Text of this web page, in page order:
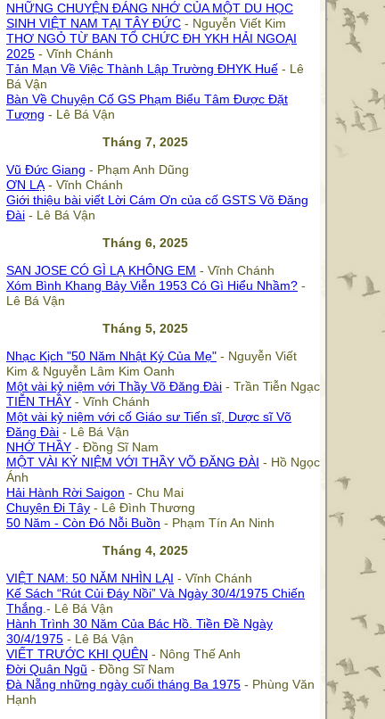
NHỮNG CHUYỆN ĐÁNG NHỚ CỦA MỘT DU HỌC
SINH VIỆT NAM TẠI TÂY ĐỨC- Nguyễn Viết Kim
THƠ NGỎ TỪ BAN TỔ CHỨC ĐH YKH HẢI NGOẠI
2025- Vĩnh Chánh
Tản Mạn Về Việc Thành Lập Trường ĐHYK Huế- Lê
Bá Vận
Bàn Về Chuyện Cố GS Phạm Biểu Tâm Được Đặt
Tượng - Lê Bá Vận
Tháng 7, 2025
Vũ Đức Giang - Phạm Anh Dũng
ƠN LẠ- Vĩnh Chánh
Giới thiệu bài viết Lời Cám Ơn của cố GSTS Võ Đăng
Đài- Lê Bá Vận
Tháng 6, 2025
SAN JOSE CÓ GÌ LẠ KHÔNG EM - Vĩnh Chánh
Xóm Bình Khang Bảy Viễn 1953 Có Gì Hiểu Nhầm?-
Lê Bá Vận
Tháng 5, 2025
Nhạc Kịch "50 Năm Nhật Ký Của Mẹ"- Nguyễn Viết
Kim & Nguyễn Lâm Kim Oanh
Một vài kỷ niệm với Thầy Võ Đăng Đài- Trần Tiễn Ngạc
TIỄN THẦY- Vĩnh Chánh
Một vài kỷ niệm với cố Giáo sư Tiến sĩ, Dược sĩ Võ
Đăng Đài- Lê Bá Vận
NHỚ THẦY- Đồng Sĩ Nam
MỘT VÀI KỶ NIỆM VỚI THẦY VÕ ĐĂNG ĐÀI - Hồ Ngọc
Ánh
Hải Hành Rời Saigon - Chu Mai
Chuyện Đi Tây- Lê Đình Thương
50 Năm - Còn Đó Nỗi Buồn - Phạm Tín An Ninh
Tháng 4, 2025
VIỆT NAM: 50 NĂM NHÌN LẠI - Vĩnh Chánh
Kế Sách “Rút Củi Đáy Nồi” Và Ngày 30/4/1975 Chiến
Thắng.- Lê Bá Vận
Hành Trình 30 Năm Của Bác Hồ. Tiền Đề Ngày
30/4/1975- Lê Bá Vận
VIẾT TRƯỚC KHI QUÊN - Nông Thế Anh
Đời Quân Ngũ - Đồng Sĩ Nam
Đà Nẵng những ngày cuối tháng Ba 1975- Phùng Văn
Hạnh